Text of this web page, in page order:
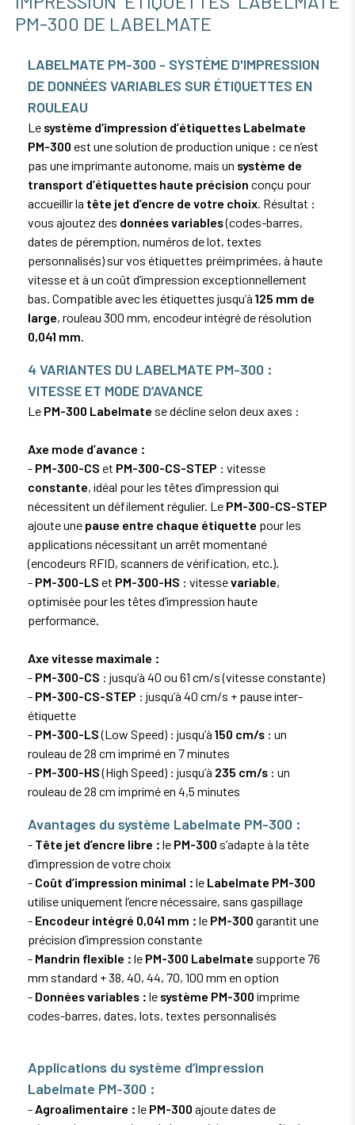
PM-300 DE LABELMATE
LABELMATE PM-300 - SYSTÈME D'IMPRESSION
DE DONNÉES VARIABLES SUR ÉTIQUETTES EN
ROULEAU
Le système d’impression d’étiquettes Labelmate
PM-300 est une solution de production unique : ce n’est
pas une imprimante autonome, mais un système de
transport d’étiquettes haute précision conçu pour
accueillir la tête jet d’encre de votre choix . Résultat :
vous ajoutez des données variables(codes-barres,
dates de péremption, numéros de lot, textes
personnalisés) sur vos étiquettes préimprimées, à haute
vitesse et à un coût d’impression exceptionnellement
bas. Compatible avec les étiquettes jusqu’à 125 mm de
large, rouleau 300 mm, encodeur intégré de résolution
0,041 mm
4 VARIANTES DU LABELMATE PM-300 :
VITESSE ET MODE D’AVANCE
Le PM-300 Labelmate se décline selon deux axes :
Axe mode d’avance :
- PM-300-CS et PM-300-CS-STEP : vitesse
constante, idéal pour les têtes d’impression qui
nécessitent un défilement régulier. Le PM-300-CS-STEP
ajoute une pause entre chaque étiquette pour les
applications nécessitant un arrêt momentané
(encodeurs RFID, scanners de vérification, etc.).
- PM-300-LS et PM-300-HS : vitessevariable,
optimisée pour les têtes d’impression haute
performance.
Axe vitesse maximale :
- PM-300-CS : jusqu’à 40 ou 61 cm/s (vitesse constante)
- PM-300-CS-STEP : jusqu’à 40 cm/s + pause inter-
étiquette
- PM-300-LS(Low Speed) : jusqu’à 150 cm/s : un
rouleau de 28 cm imprimé en 7 minutes
- PM-300-HS(High Speed) : jusqu’à 235 cm/s : un
rouleau de 28 cm imprimé en 4,5 minutes
Avantages du système Labelmate PM-300 :
- Tête jet d’encre libre : le PM-300 s’adapte à la tête
d’impression de votre choix
- Coût d’impression minimal : le Labelmate PM-300
utilise uniquement l’encre nécessaire, sans gaspillage
- Encodeur intégré 0,041 mm : le PM-300 garantit une
précision d’impression constante
- Mandrin flexible : le PM-300 Labelmate supporte 76
mm standard + 38, 40, 44, 70, 100 mm en option
- Données variables : le système PM-300 imprime
codes-barres, dates, lots, textes personnalisés
Applications du système d’impression
Labelmate PM-300 :
- Agroalimentaire : le PM-300 ajoute dates de